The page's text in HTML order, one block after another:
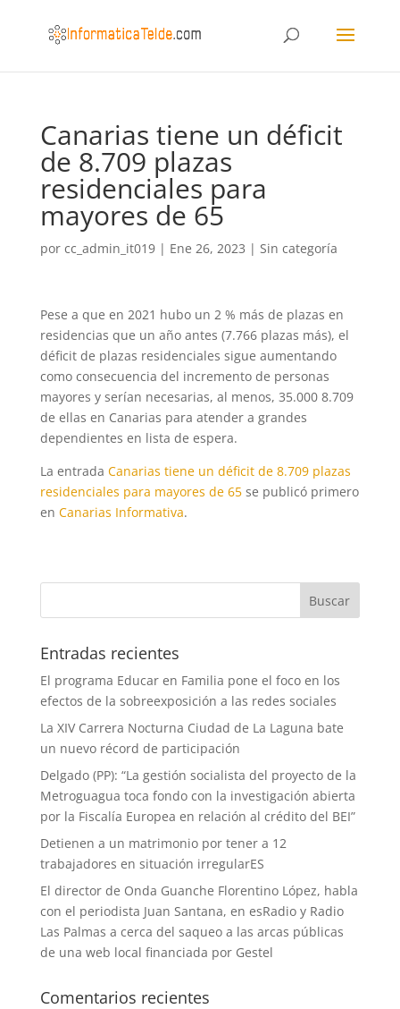
Canarias tiene un déficit
de 8.709 plazas
residenciales para
mayores de 65
por cc_admin_it019| Ene 26, 2023 | Sin categoría
Pese a que en 2021 hubo un 2 % más de plazas en
residencias que un año antes (7.766 plazas más), el
déficit de plazas residenciales sigue aumentando
como consecuencia del incremento de personas
mayores y serían necesarias, al menos, 35.000 8.709
de ellas en Canarias para atender a grandes
dependientes en lista de espera.
La entrada Canarias tiene un déficit de 8.709 plazas
residenciales para mayores de 65se publicó primero
en Canarias Informativa.
Entradas recientes
El programa Educar en Familia pone el foco en los
efectos de la sobreexposición a las redes sociales
La XIV Carrera Nocturna Ciudad de La Laguna bate
un nuevo récord de participación
Delgado (PP): “La gestión socialista del proyecto de la
Metroguagua toca fondo con la investigación abierta
por la Fiscalía Europea en relación al crédito del BEI”
Detienen a un matrimonio por tener a 12
trabajadores en situación irregularES
El director de Onda Guanche Florentino López, habla
con el periodista Juan Santana, en esRadio y Radio
Las Palmas a cerca del saqueo a las arcas públicas
de una web local financiada por Gestel
Comentarios recientes